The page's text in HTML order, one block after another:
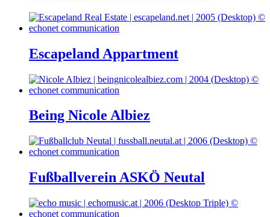
Escapeland Appartment
Being Nicole Albiez
Fußballverein ASKÖ Neutal